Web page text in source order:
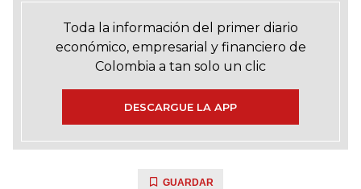
Toda la información del primer diario
económico, empresarial y financiero de
Colombia a tan solo un clic
DESCARGUE LA APP
GUARDAR